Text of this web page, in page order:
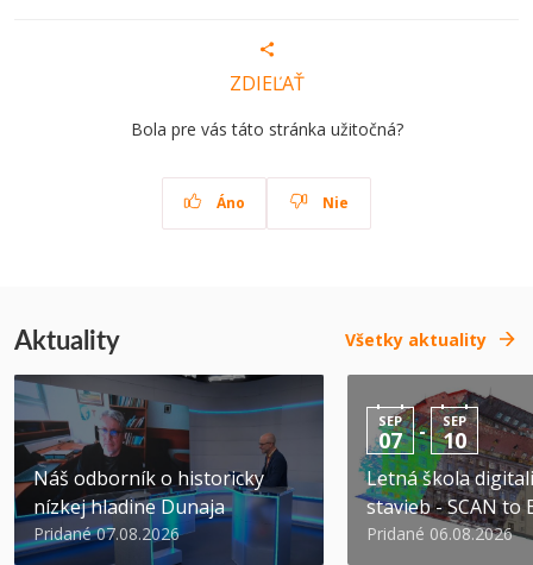
ZDIEĽAŤ
Bola pre vás táto stránka užitočná?
Áno Nie
Aktuality Všetky aktuality
Náš odborník o historicky
nízkej hladine Dunaja
Pridané 07.08.2026
SEP
07 - SEP
10
Letná škola
stavieb - SCAN to
Pridané 06.08.2026